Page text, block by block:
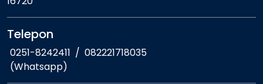
Telepon
0251-8242411 / 082221718035
(Whatsapp)